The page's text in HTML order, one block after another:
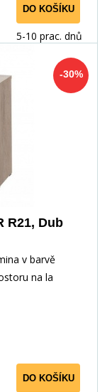
DO KOŠÍKU
5-10 prac. dnů
-30%
R21, Dub
v barvě
na la
DO KOŠÍKU